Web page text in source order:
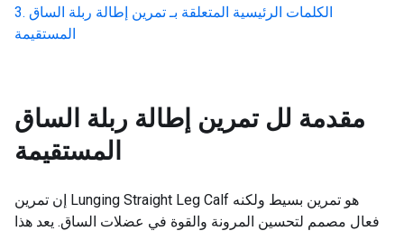
الكلمات الرئيسية المتعلقة بـ تمرين إطالة ربلة الساق
المستقيمة
مقدمة لل تمرين إطالة ربلة الساق
المستقيمة
إن تمرين Lunging Straight Leg Calf هو تمرين بسيط ولكنه
فعال مصمم لتحسين المرونة والقوة في عضلات الساق. يعد هذا